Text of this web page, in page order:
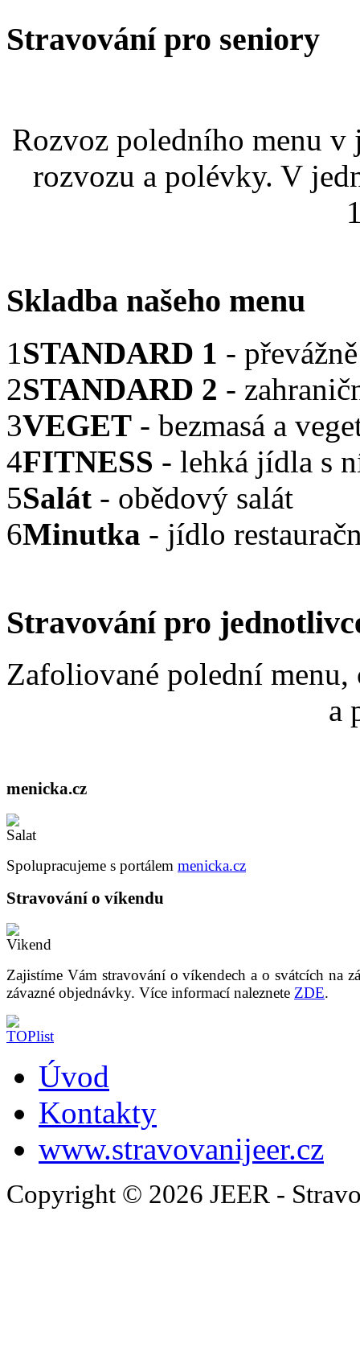
Stravování pro seniory
Rozvoz poledního menu
rozvozu a polévky. V
Skladba našeho menu
1STANDARD 1 -
2STANDARD 2 -
3VEGET - bezmasá a
4FITNESS - lehká jídla s
5Salát - obědový salát
6Minutka - jídlo
Stravování pro
Zafoliované polední menu,
a
menicka.cz
Spolupracujeme s portálem menicka.cz
Stravování o víkendu
Zajistíme Vám stravování o víkendech a o svátcích na
závazné objednávky. Více informací naleznete ZDE.
Úvod
Kontakty
www.stravovanijeer.cz
Copyright © 2026 JEER -